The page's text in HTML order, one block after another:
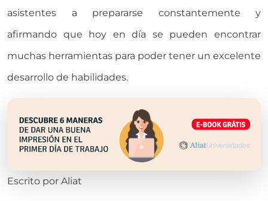
asistentes a prepararse constantemente y
afirmando que hoy en día se pueden encontrar
muchas herramientas para poder tener un excelente
desarrollo de habilidades.
Escrito por Aliat